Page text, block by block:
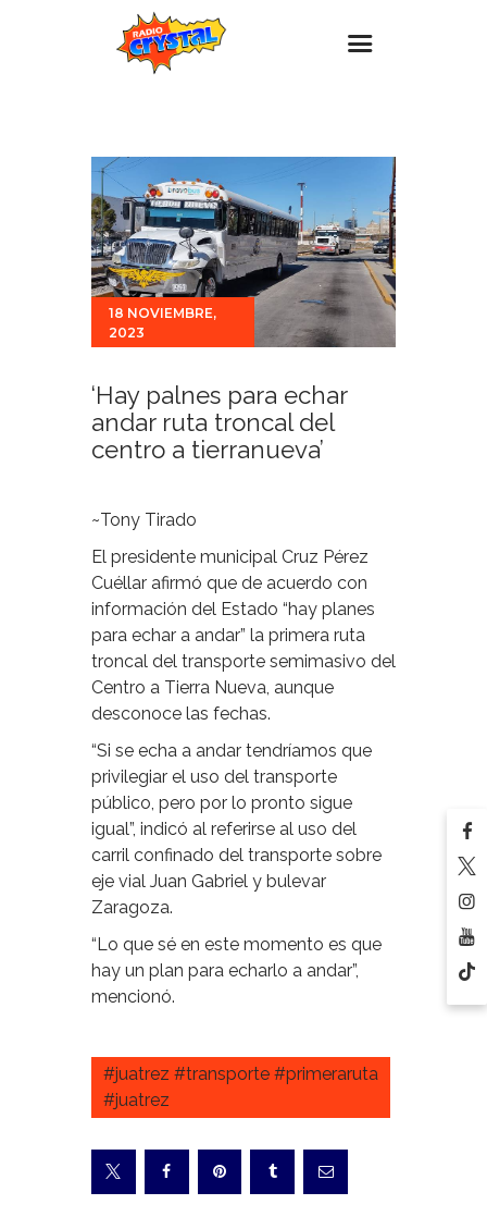
Estaciones
Eventos
Promociones
Noticias
Para ti
18 NOVIEMBRE,
2023
‘Hay palnes para echar
andar ruta troncal del
centro a tierranueva’
~Tony Tirado
El presidente municipal Cruz Pérez
Cuéllar afirmó que de acuerdo con
información del Estado “hay planes
para echar a andar” la primera ruta
troncal del transporte semimasivo del
Centro a Tierra Nueva, aunque
desconoce las fechas.
“Si se echa a andar tendríamos que
privilegiar el uso del transporte
público, pero por lo pronto sigue
igual”, indicó al referirse al uso del
carril confinado del transporte sobre
eje vial Juan Gabriel y bulevar
Zaragoza.
“Lo que sé en este momento es que
hay un plan para echarlo a andar”,
mencionó.
#juatrez #transporte #primeraruta
#juatrez